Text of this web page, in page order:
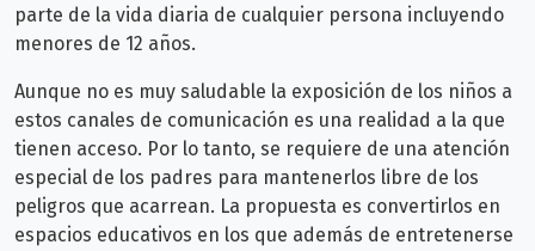
parte de la vida diaria de cualquier persona incluyendo
menores de 12 años.
Aunque no es muy saludable la exposición de los niños a
estos canales de comunicación es una realidad a la que
tienen acceso. Por lo tanto, se requiere de una atención
especial de los padres para mantenerlos libre de los
peligros que acarrean. La propuesta es convertirlos en
espacios educativos en los que además de entretenerse